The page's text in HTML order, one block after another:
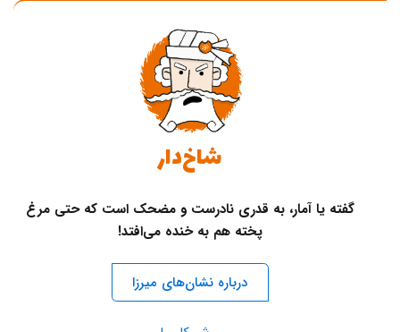
شاخ‌دار
گفته یا آمار، به قدری نادرست و مضحک است که حتی مرغ
پخته هم به خنده می‌افتد!
درباره نشان‌های میرزا